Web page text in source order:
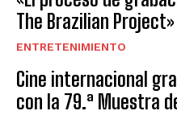
The Brazilian Project»
ENTRETENIMIENTO
Cine internacional
con la 79.ª Muestra